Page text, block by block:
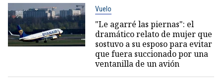
Vuelo
"Le agarré las piernas": el
dramático relato de mujer que
sostuvo a su esposo para evitar
que fuera succionado por una
ventanilla de un avión